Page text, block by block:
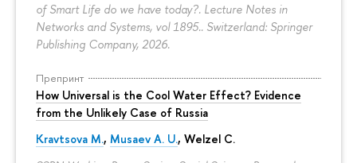
of Smart Life do we have today?. Lecture Notes in
Networks and Systems, vol 1895.. Switzerland: Springer
Publishing Company, 2026.
Препринт
How Universal is the Cool Water Effect? Evidence
from the Unlikely Case of Russia
Kravtsova M., Musaev A. U., Welzel C.